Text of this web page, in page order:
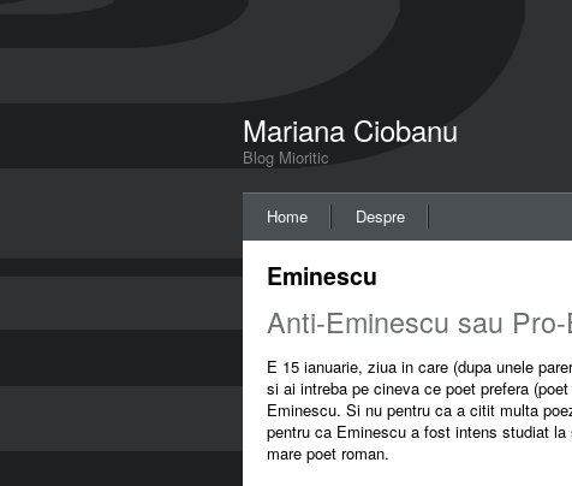
Mariana Ciobanu
Blog Mioritic
Home Despre
Eminescu
Anti-Eminescu sau
E 15 ianuarie, ziua in care (dupa unele
si ai intreba pe cineva ce poet prefera
Eminescu. Si nu pentru ca a citit multa
pentru ca Eminescu a fost intens studiat
mare poet roman.